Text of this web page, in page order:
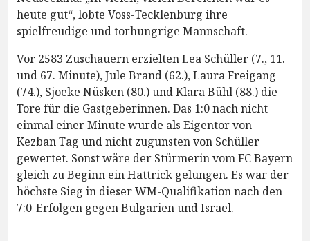
heute gut“, lobte Voss-Tecklenburg ihre
spielfreudige und torhungrige Mannschaft.
Vor 2583 Zuschauern erzielten Lea Schüller (7., 11.
und 67. Minute), Jule Brand (62.), Laura Freigang
(74.), Sjoeke Nüsken (80.) und Klara Bühl (88.) die
Tore für die Gastgeberinnen. Das 1:0 nach nicht
einmal einer Minute wurde als Eigentor von
Kezban Tag und nicht zugunsten von Schüller
gewertet. Sonst wäre der Stürmerin vom FC Bayern
gleich zu Beginn ein Hattrick gelungen. Es war der
höchste Sieg in dieser WM-Qualifikation nach den
7:0-Erfolgen gegen Bulgarien und Israel.